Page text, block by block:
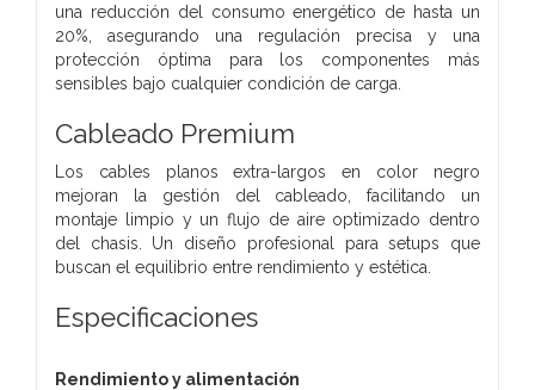
una reducción del consumo energético de hasta un
20%, asegurando una regulación precisa y una
protección óptima para los componentes más
sensibles bajo cualquier condición de carga.
Cableado Premium
Los cables planos extra-largos en color negro
mejoran la gestión del cableado, facilitando un
montaje limpio y un flujo de aire optimizado dentro
del chasis. Un diseño profesional para setups que
buscan el equilibrio entre rendimiento y estética.
Especificaciones
Rendimiento y alimentación